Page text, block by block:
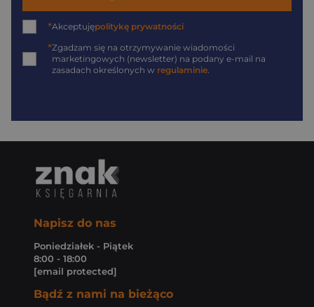
*Akceptujępolitykę prywatności
*Zgadzam się na otrzymywanie wiadomości
marketingowych (newsletter) na podany e-mail na
zasadach określonych w regulaminie.
Napisz do nas
Poniedziałek - Piątek
8:00 - 18:00
[email protected]
Bądź z nami na bieżąco